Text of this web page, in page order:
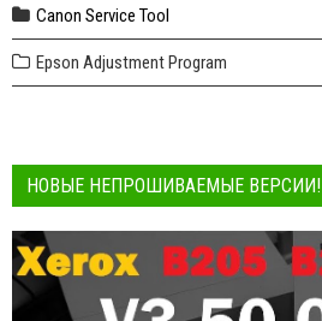
Canon Service Tool
Epson Adjustment Program
НОВЫЕ НЕПРОШИВАЕМЫЕ ВЕРСИИ!